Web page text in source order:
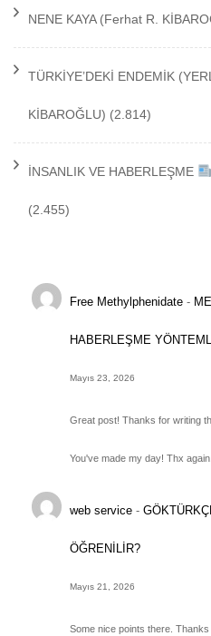
NENE KAYA (Ferhat R.
TÜRKİYE’DEKİ ENDEMİK
KİBAROĞLU) (2.814)
İNSANLIK VE HABERLEŞME
(2.455)
Free Methylphenidate -
HABERLEŞME
Mayıs 23, 2026
Great post! Thanks for writing
You've made my day! Thx again.
web service -
ÖĞRENİLİR?
Mayıs 21, 2026
Some nice points there.